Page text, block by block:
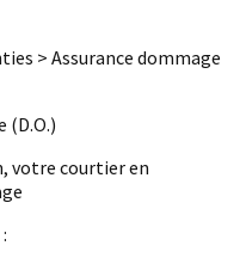
> Assurance dommage
(D.O.)
votre courtier en